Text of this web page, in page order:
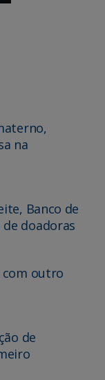
na
Banco de
de doadoras
com outro
de